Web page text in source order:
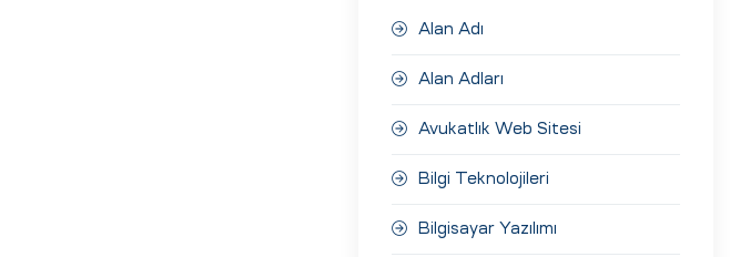
Alan Adı
Alan Adları
Avukatlık Web Sitesi
Bilgi Teknolojileri
Bilgisayar Yazılımı